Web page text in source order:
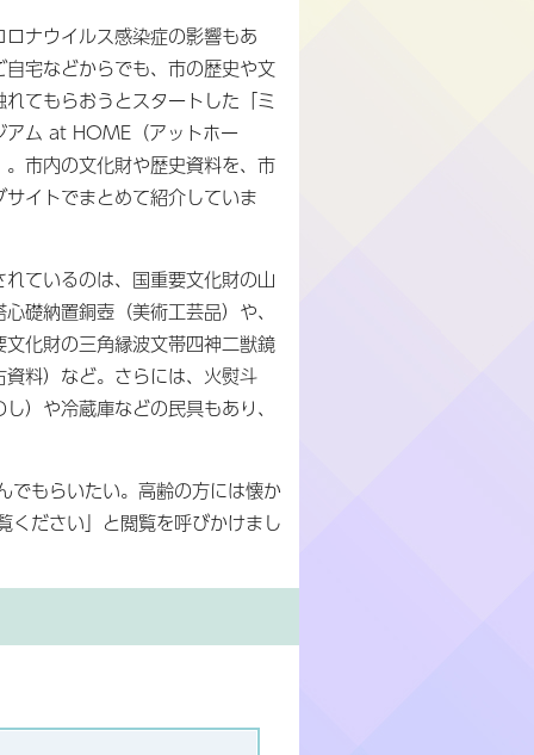
ロナウイルス感染症の影響もあ
自宅などからでも、市の歴史や文
れてもらおうとスタートした「ミ
アム at HOME（アットホー
。市内の文化財や歴史資料を、市
サイトでまとめて紹介していま
れているのは、国重要文化財の山
礎納置銅壺（美術工芸品）や、
文化財の三角縁波文帯四神二獣鏡
資料）など。さらには、火熨斗
）や冷蔵庫などの民具もあり、
でもらいたい。高齢の方には懐か
ください」と閲覧を呼びかけまし